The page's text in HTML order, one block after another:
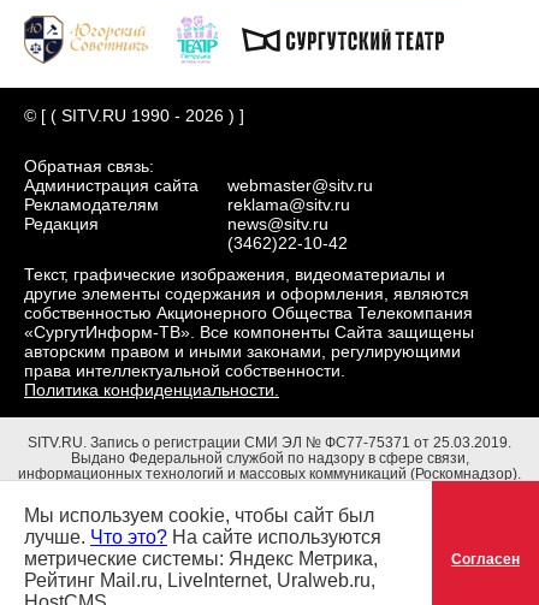
© [ ( SITV.RU 1990 - 2026 ) ]
Обратная связь:
Администрация сайта
Рекламодателям
Редакция
webmaster@sitv.ru
reklama@sitv.ru
news@sitv.ru
(3462)22-10-42
Текст, графические изображения, видеоматериалы и
другие элементы содержания и оформления, являются
собственностью Акционерного Общества Телекомпания
«СургутИнформ-ТВ». Все компоненты Сайта защищены
авторским правом и иными законами, регулирующими
права интеллектуальной собственности.
Политика конфиденциальности.
SITV.RU. Запись о регистрации СМИ ЭЛ № ФС77-75371 от 25.03.2019.
Выдано Федеральной службой по надзору в сфере связи,
информационных технологий и массовых коммуникаций (Роскомнадзор).
Адрес редакции: 628403, Тюменская обл., ХМАО - Югра, г. Сургут, ул.
Маяковского, д. 16. Главный редактор: Чубенко В.Л.
Мы используем cookie, чтобы сайт был
лучше. Что это? На сайте используются
метрические системы: Яндекс Метрика,
Рейтинг Mail.ru, LiveInternet, Uralweb.ru,
Согласен